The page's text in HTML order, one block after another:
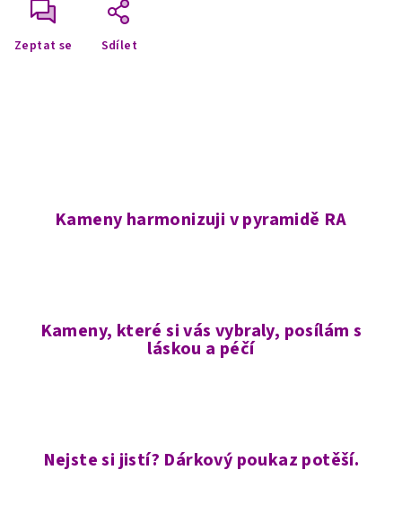
Zeptat se Sdílet
Kameny harmonizuji v pyramidě RA
Kameny, které si vás vybraly, posílám s
láskou a péčí
Nejste si jistí? Dárkový poukaz potěší.